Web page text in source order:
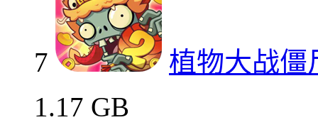
7
植物大战僵
1.17 GB